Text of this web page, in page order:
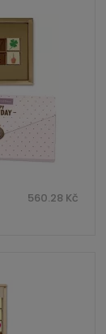
560.28 Kč